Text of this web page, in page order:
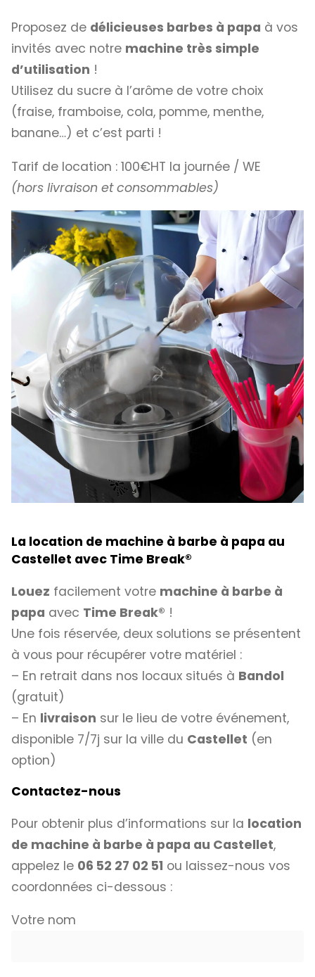
Proposez de délicieuses barbes à papa à vos
invités avec notre machine très simple
d’utilisation !
Utilisez du sucre à l’arôme de votre choix
(fraise, framboise, cola, pomme, menthe,
banane…) et c’est parti !
Tarif de location : 100€HT la journée / WE
(hors livraison et consommables)
La location de machine à barbe à papa au
Castellet avec Time Break®
Louez facilement votre machine à barbe à
papa avec Time Break® !
Une fois réservée, deux solutions se présentent
à vous pour récupérer votre matériel :
– En retrait dans nos locaux situés à Bandol
(gratuit)
– En livraison sur le lieu de votre événement,
disponible 7/7j sur la ville du Castellet (en
option)
Contactez-nous
Pour obtenir plus d’informations sur la location
de machine à barbe à papa au Castellet,
appelez le 06 52 27 02 51 ou laissez-nous vos
coordonnées ci-dessous :
Votre nom